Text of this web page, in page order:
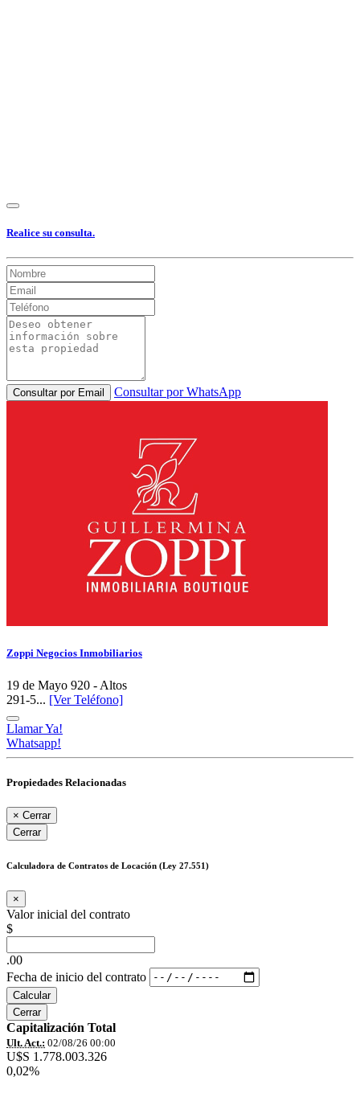
Realice su consulta.
Consultar por Email Consultar por WhatsApp
Zoppi Negocios Inmobiliarios
19 de Mayo 920 - Altos
291-5... [Ver Teléfono]
Llamar Ya!
Whatsapp!
Propiedades Relacionadas
× Cerrar
Cerrar
Calculadora de Contratos de Locación (Ley 27.551)
×
Valor inicial del contrato
$
.00
Fecha de inicio del contrato
Calcular
Cerrar
Capitalización Total
Ult. Act.: 02/08/26 00:00
U$S 1.778.003.326
0,02%